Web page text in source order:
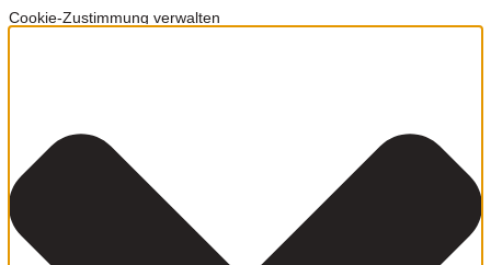
Cookie-Zustimmung verwalten